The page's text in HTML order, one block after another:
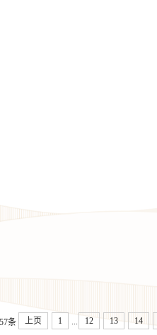
重点研究课题指南的通知
学院 2024级学生军训模拟射击教学
条 上页 1 ... 12 13 14